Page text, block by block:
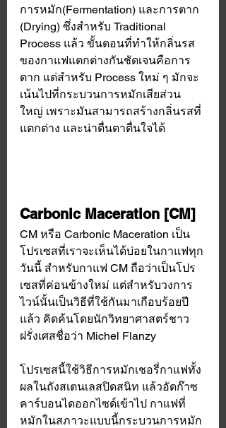
การหมัก(Fermentation) และการตาก
(Drying) ซึ่งสำหรับ Traditional
Process แล้ว ขั้นตอนที่ทำให้กลิ่นรส
ของกาแฟแตกต่างกันชัดเจนคือการ
ตาก แต่สำหรับ Process ใหม่ ๆ มักจะ
เน้นไปที่กระบวนการหมักเสียส่วน
ใหญ่ เพราะมันสามารถสร้างกลิ่นรสที่
แตกต่าง และน่าตื่นตาตื่นใจได้
Carbonic Maceration [CM]
CM หรือ Carbonic Maceration เป็น
โปรเซสที่เราจะเห็นได้บ่อยในกาแฟทุก
วันนี้ สำหรับกาแฟ CM ถือว่าเป็นโปร
เซสที่ค่อนข้างใหม่ แต่สำหรับวงการ
ไวน์นั้นเป็นวิธีที่ใช้กันมาเกือบร้อยปี
แล้ว คิดค้นโดยนักวิทยาศาสตร์ชาว
ฝรั่งเศสชื่อว่า Michel Flanzy
โปรเซสนี้ใช้วิธีการหมักเชอรี่กาแฟทั้ง
ผลในถังสเตนเลสปิดสนิท แล้วอัดก๊าซ
คาร์บอนไดออกไซด์เข้าไป กาแฟที่
หมักในสภาวะแบบนี้กระบวนการหมัก